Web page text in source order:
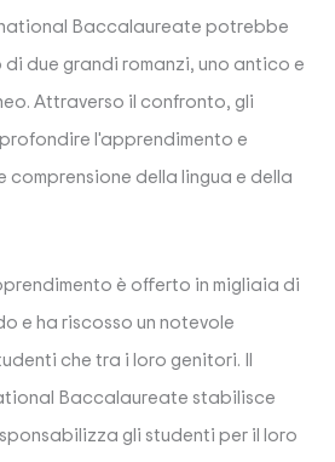
Baccalaureate potrebbe
due grandi romanzi, uno antico e
Attraverso il confronto, gli
l'apprendimento e
comprensione della lingua e della
è offerto in migliaia di
e ha riscosso un notevole
che tra i loro genitori. Il
Baccalaureate stabilisce
gli studenti per il loro